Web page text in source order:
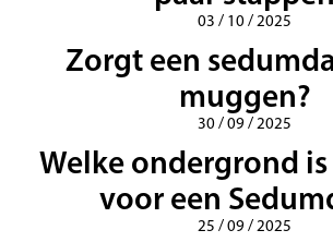
03 / 10 / 2025
Zorgt een
muggen?
30 / 09 / 2025
Welke ondergrond
voor een
25 / 09 / 2025